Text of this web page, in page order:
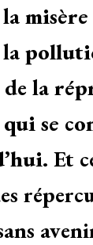
misère
la
qui se
. Et